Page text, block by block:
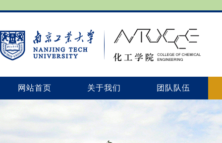
网站首页 关于我们 团队队伍